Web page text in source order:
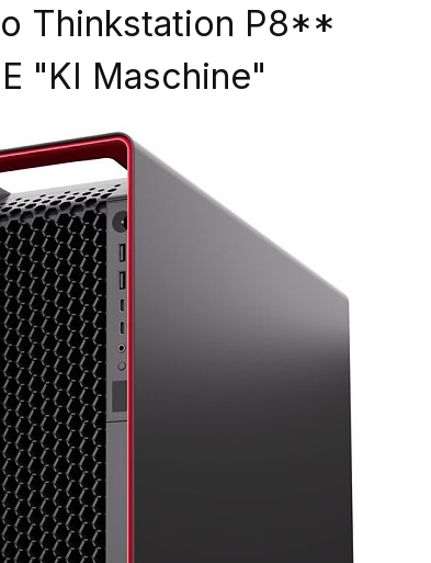
Thinkstation P8**
"KI Maschine"